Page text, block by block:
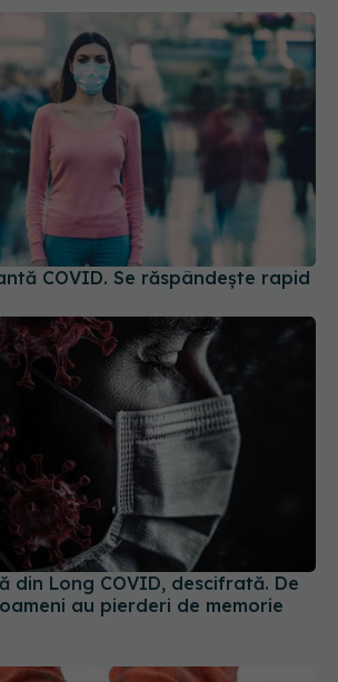
COVID. Se răspândește rapid
din Long COVID, descifrată. De
au pierderi de memorie